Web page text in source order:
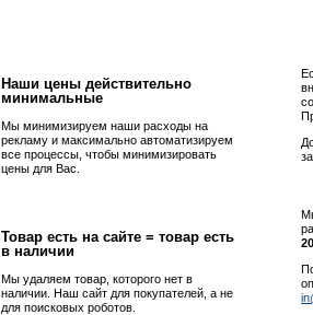
Наши цены действительно
минимальные
Мы минимизируем наши расходы на
рекламу и максимально автоматизируем
все процессы, чтобы минимизировать
цены для Вас.
Товар есть на сайте = товар есть
в наличии
Мы удаляем товар, которого нет в
наличии. Наш сайт для покупателей, а не
для поисковых роботов.